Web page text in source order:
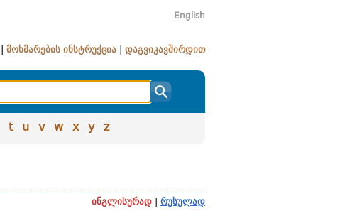
English
მოხმარების ინსტრუქცია დაგვიკავშირდით
t u v w x y z
ინგლისურად
რუსულად